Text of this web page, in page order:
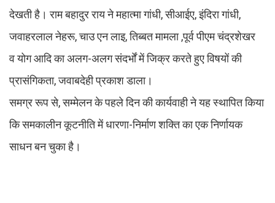
देखती है। राम बहादुर राय ने महात्मा गांधी, सीआईए, इंदिरा गांधी,
जवाहरलाल नेहरू, चाउ एन लाइ, तिब्बत मामला ,पूर्व पीएम चंद्रशेखर
व योग आदि का अलग-अलग संदर्भों में जिक्र करते हुए विषयों की
प्रासंगिकता, जवाबदेही प्रकाश डाला।
समग्र रूप से, सम्मेलन के पहले दिन की कार्यवाही ने यह स्थापित किया
कि समकालीन कूटनीति में धारणा-निर्माण शक्ति का एक निर्णायक
साधन बन चुका है।